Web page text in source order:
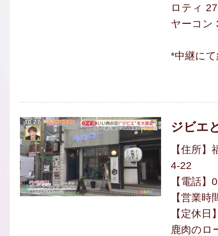
ロティ
ヤーコン
*中継に
ジビエ
【住所
4-22
【電話
【営業
【定休日
鹿肉のロ